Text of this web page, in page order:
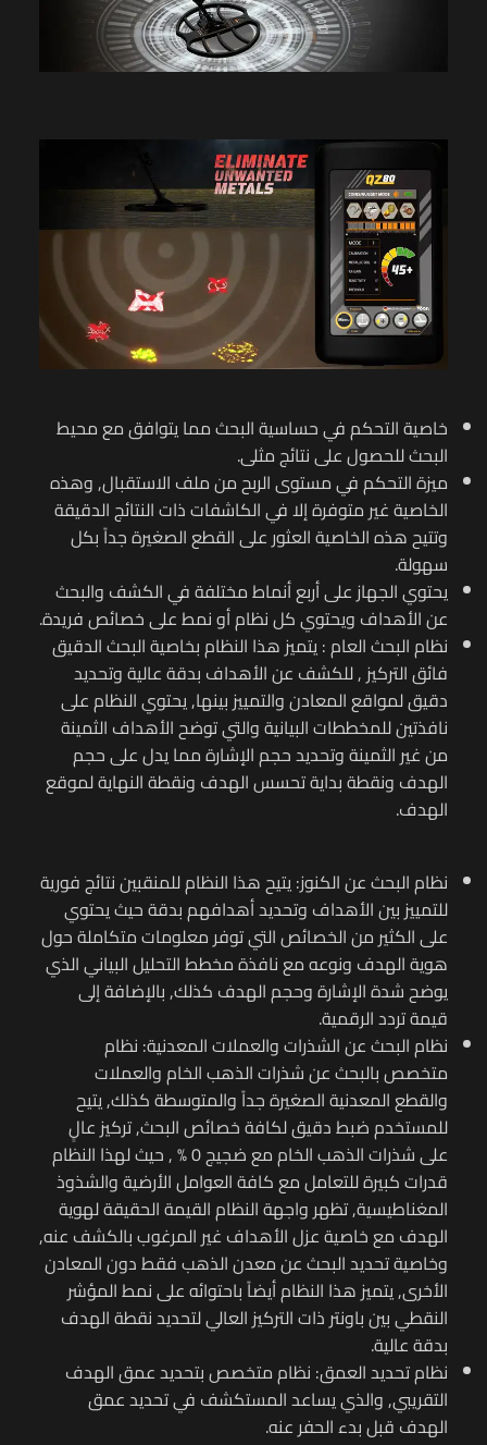
خاصية التحكم في حساسية البحث مما يتوافق مع محيط
البحث للحصول على نتائج مثلى.
ميزة التحكم في مستوى الربح من ملف الاستقبال, وهذه
الخاصية غير متوفرة إلا في الكاشفات ذات النتائج الدقيقة
وتتيح هذه الخاصية العثور على القطع الصغيرة جداً بكل
سهولة.
يحتوي الجهاز على أربع أنماط مختلفة في الكشف والبحث
عن الأهداف ويحتوي كل نظام أو نمط على خصائص فريدة.
نظام البحث العام : يتميز هذا النظام بخاصية البحث الدقيق
فائق التركيز , للكشف عن الأهداف بدقة عالية وتحديد
دقيق لمواقع المعادن والتمييز بينها, يحتوي النظام على
نافذتين للمخططات البيانية والتي توضح الأهداف الثمينة
من غير الثمينة وتحديد حجم الإشارة مما يدل على حجم
الهدف ونقطة بداية تحسس الهدف ونقطة النهاية لموقع
الهدف.
نظام البحث عن الكنوز: يتيح هذا النظام للمنقبين نتائج فورية
للتمييز بين الأهداف وتحديد أهدافهم بدقة حيث يحتوي
على الكثير من الخصائص التي توفر معلومات متكاملة حول
هوية الهدف ونوعه مع نافذة مخطط التحليل البياني الذي
يوضح شدة الإشارة وحجم الهدف كذلك, بالإضافة إلى
قيمة تردد الرقمية.
نظام البحث عن الشذرات والعملات المعدنية: نظام
متخصص بالبحث عن شذرات الذهب الخام والعملات
والقطع المعدنية الصغيرة جداً والمتوسطة كذلك, يتيح
للمستخدم ضبط دقيق لكافة خصائص البحث, تركيز عالٍ
على شذرات الذهب الخام مع ضجيج 0 % , حيث لهذا النظام
قدرات كبيرة للتعامل مع كافة العوامل الأرضية والشذوذ
المغناطيسية, تظهر واجهة النظام القيمة الحقيقة لهوية
الهدف مع خاصية عزل الأهداف غير المرغوب بالكشف عنه,
وخاصية تحديد البحث عن معدن الذهب فقط دون المعادن
الأخرى, يتميز هذا النظام أيضاً باحتوائه على نمط المؤشر
النقطي بين باونتر ذات التركيز العالي لتحديد نقطة الهدف
بدقة عالية.
نظام تحديد العمق: نظام متخصص بتحديد عمق الهدف
التقريبي, والذي يساعد المستكشف في تحديد عمق
الهدف قبل بدء الحفر عنه.